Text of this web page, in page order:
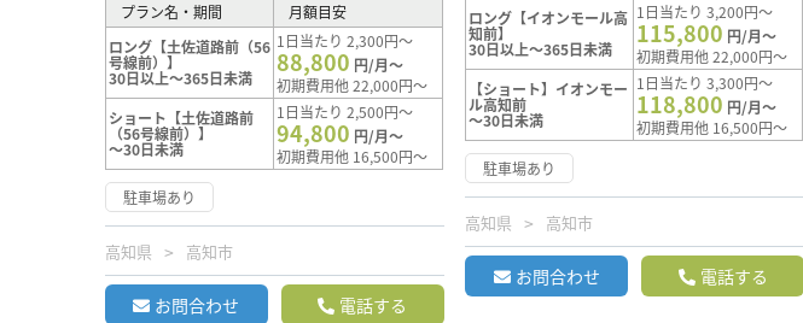
プラン名・期間
月額目安
ロング【土佐道路前（56
号線前）】
30日以上～365日未満
1日当たり 2,300円～
88,800 円/月～
初期費用他 22,000円～
ショート【土佐道路前
（56号線前）】
～30日未満
1日当たり 2,500円～
94,800 円/月～
初期費用他 16,500円～
駐車場あり
高知県 高知市
お問合わせ 電話する
ロング【イオンモール高
知前】
30日以上～365日未満
1日当たり 3,200円～
115,800 円/月～
初期費用他 22,000円～
【ショート】イオンモー
ル高知前
～30日未満
1日当たり 3,300円～
118,800 円/月～
初期費用他 16,500円～
駐車場あり
高知県 高知市
お問合わせ 電話する